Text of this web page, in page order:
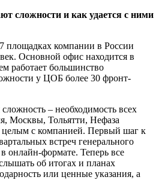
сложности и как удается с ними
площадках компании в России
Основной офис находится в
работает большинство
у ЦОБ более 30 фронт-
– необходимость всех
Москвы, Тольятти, Нефаза
целым с компанией. Первый шаг к
встреч генерального
онлайн-формате. Теперь все
об итогах и планах
или ценные указания, а